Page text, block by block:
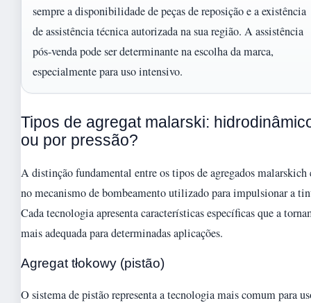
sempre a disponibilidade de peças de reposição e a existência
de assistência técnica autorizada na sua região. A assistência
pós-venda pode ser determinante na escolha da marca,
especialmente para uso intensivo.
Tipos de agregat malarski:
ou por pressão?
A distinção fundamental entre os tipos de agregados malarskich
no mecanismo de bombeamento utilizado para impulsionar a
Cada tecnologia apresenta características específicas que a
mais adequada para determinadas aplicações.
Agregat tłokowy (pistão)
O sistema de pistão representa a tecnologia mais comum para